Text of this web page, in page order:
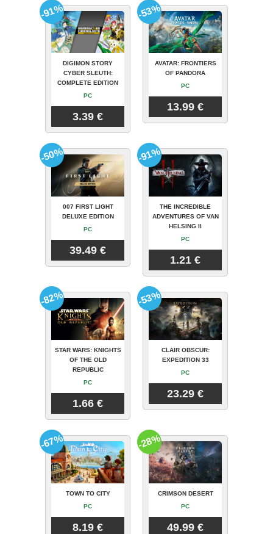
DIGIMON STORY
CYBER SLEUTH:
COMPLETE EDITION
PC
3.39 €
-91%
AVATAR: FRONTIERS
OF PANDORA
PC
13.99 €
-53%
007 FIRST LIGHT
DELUXE EDITION
PC
39.49 €
-50%
THE INCREDIBLE
ADVENTURES OF VAN
HELSING II
PC
1.21 €
-91%
STAR WARS: KNIGHTS
OF THE OLD
REPUBLIC
PC
1.66 €
-82%
CLAIR OBSCUR:
EXPEDITION 33
PC
23.29 €
-53%
TOWN TO CITY
PC
8.19 €
-67%
CRIMSON DESERT
PC
49.99 €
-28%